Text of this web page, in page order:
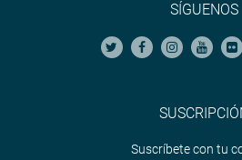
SÍGUENOS
Suscríbete con tu